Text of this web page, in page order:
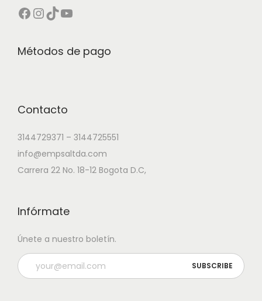
Métodos de pago
Contacto
3144729371 – 3144725551
info@empsaltda.com
Carrera 22 No. 18-12 Bogota D.C,
Infórmate
Únete a nuestro boletín.